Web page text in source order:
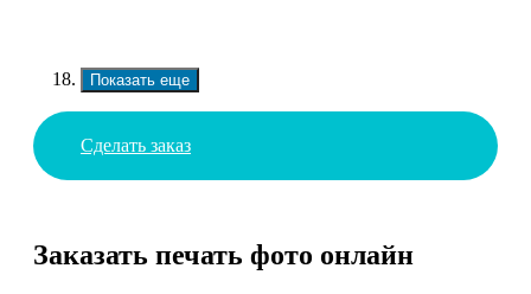
Показать еще
Сделать заказ
Заказать печать фото онлайн